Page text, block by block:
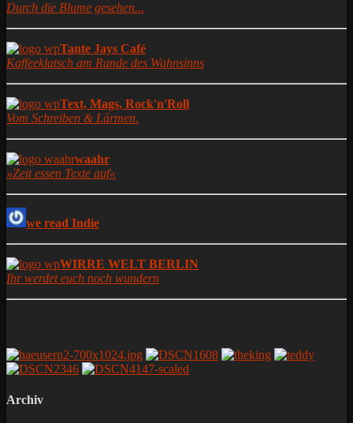
Durch die Blume gesehen...
Tante Jays Café
Kaffeeklatsch am Rande des Wahnsinns
Text, Mags, Rock'n'Roll
Vom Schreiben & Lärmen.
waahr
»Zeit essen Texte auf«
we read Indie
WIRRE WELT BERLIN
Ihr werdet euch noch wundern
Archiv